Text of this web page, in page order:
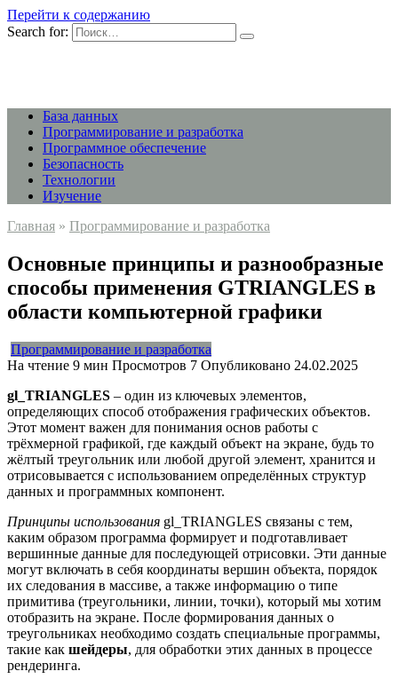
Перейти к содержанию
Search for:
База данных
Программирование и разработка
Программное обеспечение
Безопасность
Технологии
Изучение
Главная » Программирование и разработка
Основные принципы и разнообразные
способы применения GTRIANGLES в
области компьютерной графики
Программирование и разработка
На чтение 9 мин Просмотров 7 Опубликовано 24.02.2025
gl_TRIANGLES – один из ключевых элементов,
определяющих способ отображения графических объектов.
Этот момент важен для понимания основ работы с
трёхмерной графикой, где каждый объект на экране, будь то
жёлтый треугольник или любой другой элемент, хранится и
отрисовывается с использованием определённых структур
данных и программных компонент.
Принципы использования gl_TRIANGLES связаны с тем,
каким образом программа формирует и подготавливает
вершинные данные для последующей отрисовки. Эти данные
могут включать в себя координаты вершин объекта, порядок
их следования в массиве, а также информацию о типе
примитива (треугольники, линии, точки), который мы хотим
отобразить на экране. После формирования данных о
треугольниках необходимо создать специальные программы,
такие как шейдеры, для обработки этих данных в процессе
рендеринга.